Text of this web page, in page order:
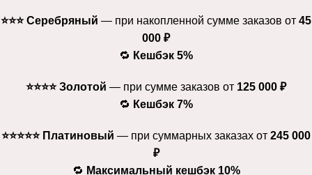
⭐⭐⭐ Серебряный — при накопленной сумме заказов от 45
000 ₽
🔁 Кешбэк 5%
⭐⭐⭐⭐ Золотой — при сумме заказов от 125 000 ₽
🔁 Кешбэк 7%
⭐⭐⭐⭐⭐ Платиновый — при суммарных заказах от 245 000
₽
🔁 Максимальный кешбэк 10%